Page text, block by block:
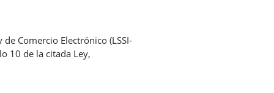
Comercio Electrónico (LSSI-
10 de la citada Ley,